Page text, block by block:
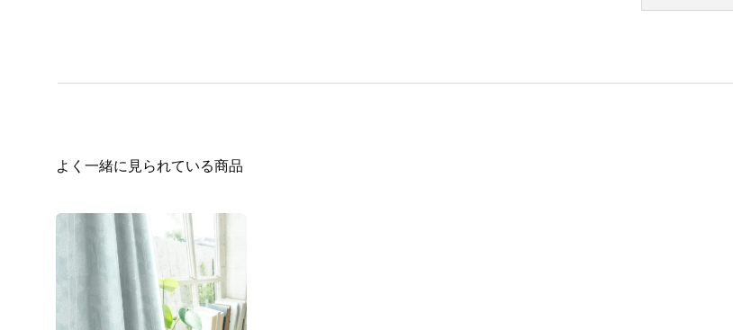
よく一緒に見られている商品